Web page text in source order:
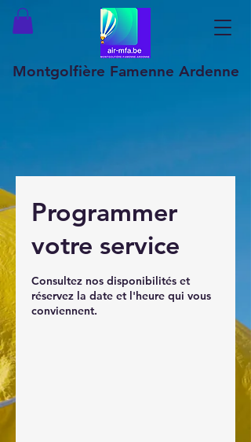
Montgolfière Famenne Ardenne
Programmer
votre service
Consultez nos disponibilités et
réservez la date et l'heure qui vous
conviennent.